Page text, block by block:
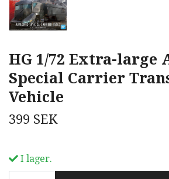
HG 1/72 Extra-large
Special Carrier
Vehicle
399 SEK
I lager.